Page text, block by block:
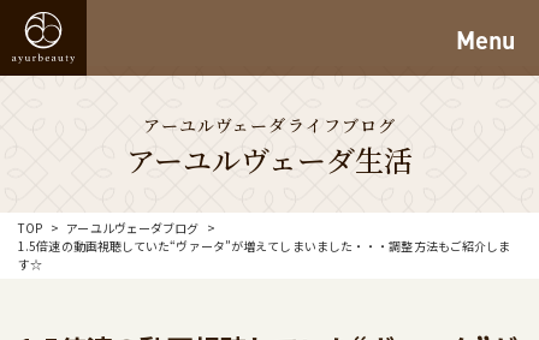
Menu
アーユルヴェーダライフブログ
アーユルヴェーダ生活
TOP
アーユルヴェーダブログ
1.5倍速の動画視聴していた“ヴァータ”が増えてしまいました・・・調整方法もご紹介しま
す☆